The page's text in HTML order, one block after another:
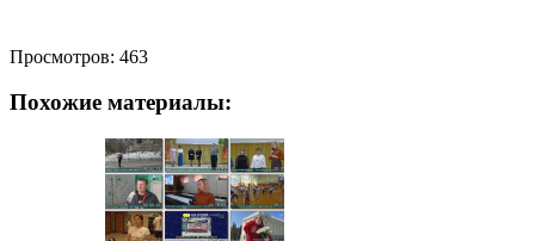
Просмотров: 463
Похожие материалы: